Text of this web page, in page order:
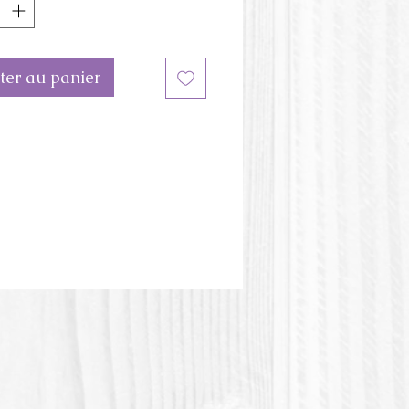
: 6 cm x 7 cm x 6.5 cm de
du moule peut être
de l'image.
au panier